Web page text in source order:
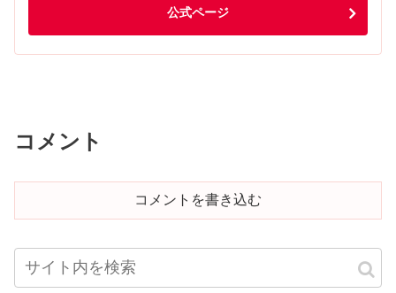
公式ページ
コメント
コメントを書き込む